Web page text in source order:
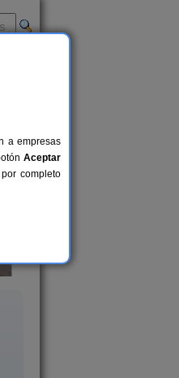
a empresas
Aceptar
completo